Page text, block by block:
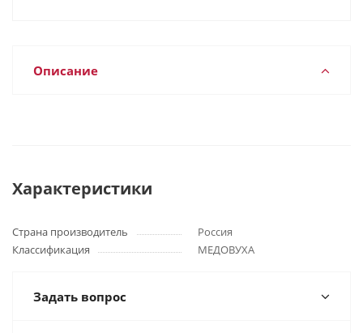
Описание
Характеристики
Страна производитель
Россия
Классификация
МЕДОВУХА
Задать вопрос